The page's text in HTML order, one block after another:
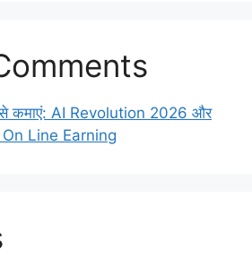
कमाएं: AI Revolution 2026 और
On Line Earning